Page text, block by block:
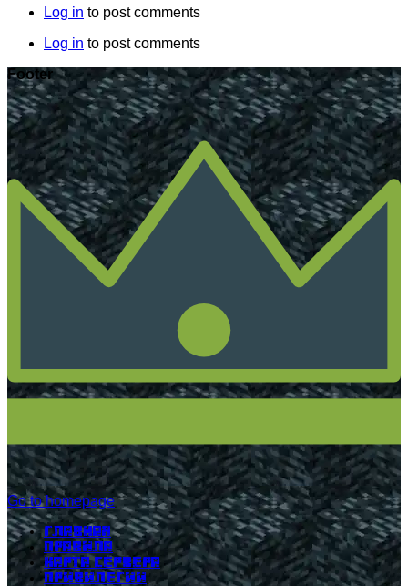
Log in to post comments
Log in to post comments
Footer
Go to homepage
Главная
Правила
Карта сервера
Привилегии